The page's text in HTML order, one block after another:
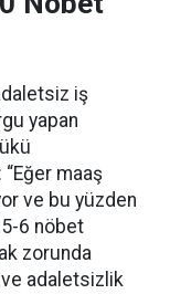
iş
yapan
“Eğer maaş
ve bu yüzden
6 nöbet
zorunda
ve adaletsizlik